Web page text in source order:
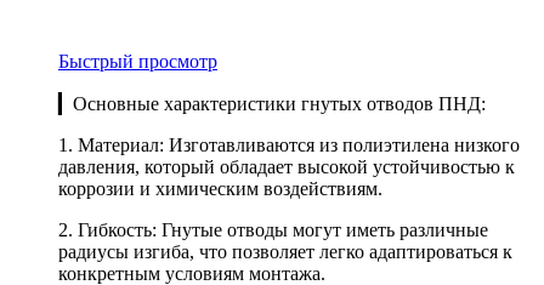
Быстрый просмотр
▎Основные характеристики гнутых отводов ПНД:
1. Материал: Изготавливаются из полиэтилена низкого
давления, который обладает высокой устойчивостью к
коррозии и химическим воздействиям.
2. Гибкость: Гнутые отводы могут иметь различные
радиусы изгиба, что позволяет легко адаптироваться к
конкретным условиям монтажа.